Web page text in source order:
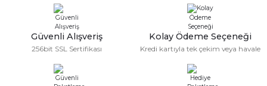
Güvenli Alışveriş
256bit SSL Sertifikası
Kolay Ödeme Seçeneği
Kredi kartıyla tek çekim veya havale